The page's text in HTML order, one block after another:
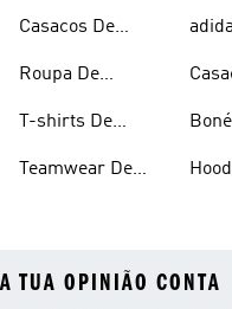
Motorizados
Casacos De
Motorizados
Roupa De
Motorizados
T-shirts De
Motorizados
Teamwear De
A TUA OPINIÃO CONTA